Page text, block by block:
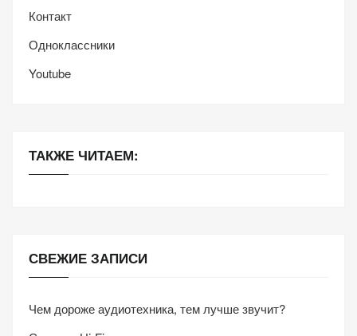
Контакт
Одноклассники
Youtube
ТАКЖЕ ЧИТАЕМ:
СВЕЖИЕ ЗАПИСИ
Чем дороже аудиотехника, тем лучше звучит?